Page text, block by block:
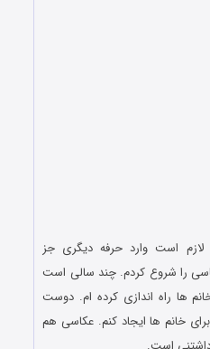
است وارد حرفه دیگری جز
را شروع کردم. چند سالی است
ها راه اندازی کرده ام. دوست
خانم ها ایجاد کنم. عکاسی هم